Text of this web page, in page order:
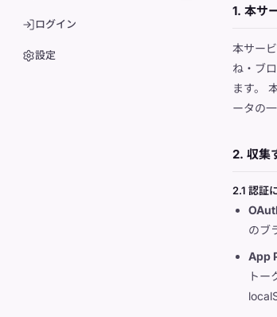
ログイン
設定
1. 本サ
本サー
ね・ブ
ます。
ータの
2. 収集
2.1 認証
のブ
App
トー